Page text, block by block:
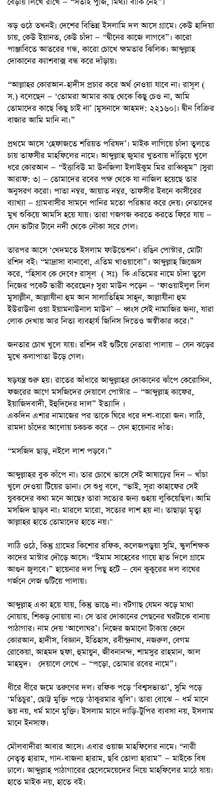
ঝড় ওঠে তখনই। দেশের বিভিন্ন ইসলামি দল আসে গ্রামে। কেউ হাদিয়া
চায়, কেউ ইয়ানত, কেউ চাঁদা — “দ্বীনের কাজে লাগবে”। কারো
পাঞ্জাবিতে আতরের গন্ধ, কারো চোখে ক্ষমতার ঝিলিক। আব্দুল্লাহ
দোকানের ক্যাশবাক্স বন্ধ করে দাঁড়ায়।
“আল্লাহর কোরআন-হাদীস প্রচার করে অর্থ নেওয়া যাবে না। রাসূল (
স.) বলেছেন — ‘তোমরা আমার কাছ থেকে কিছু চেও না, আমি
তোমাদের কাছে কিছু চাই না’ [মুসনাদে আহমদ: ২২১৬০]। দ্বীন বিক্রির
বাজার আমি মানি না।”
প্রথমে আসে ‘হেফাজতে শরিয়ত পরিষদ’। মাইক লাগিয়ে চাঁদা তুলতে
চায় তাফসীর মাহফিলের নামে। আব্দুল্লাহ জুমার খুতবায় দাঁড়িয়ে খুলে
ধরে কোরআন — “ইত্তাবিউ মা উনজিলা ইলাইকুম মির রাব্বিকুম” [সুরা
আরাফ: ৩] — তোমাদের রবের পক্ষ থেকে যা নাজিল হয়েছে তার
অনুসরণ করো। পাতা নম্বর, আয়াত নম্বর, তাফসীর ইবনে কাসীরের
ব্যাখ্যা — গ্রামবাসীর সামনে পানির মতো পরিষ্কার করে দেয়। নেতাদের
মুখ শুকিয়ে আমসি হয়ে যায়। তারা গজগজ করতে করতে ফিরে যায় —
যেন ভাটার টানে নদী থেকে নৌকা সরে গেল।
তারপর আসে ‘খেদমতে ইসলাম ফাউন্ডেশন’। রঙিন পোস্টার, মোটা
রশিদ বই। “মাদ্রাসা বানাবো, এতিম খাওয়াবো”। আব্দুল্লাহ জিজ্ঞেস
করে, “হিসাব কে দেবে? রাসূল ( সঃ) কি এতিমের নামে চাঁদা তুলে
নিজের পকেট ভারী করেছেন? সুরা মাউন পড়েন — ‘ফাওয়াইলুল লিল
মুসাল্লীন, আল্লাযীনা হুম আন সালাতিহিম সাহূন, আল্লাযীনা হুম
ইউরাউনা ওয়া ইয়ামনাউনাল মাউন’ — ধ্বংস সেই নামাজির জন্য, যারা
লোক দেখায় আর নিত্য ব্যবহার্য জিনিস দিতেও অস্বীকার করে।”
জনতার চোখ খুলে যায়। রশিদ বই গুটিয়ে নেতারা পালায় — যেন ঝড়ের
মুখে কলাপাতা উড়ে গেল।
ষড়যন্ত্র শুরু হয়। রাতের আঁধারে আব্দুল্লাহর দোকানের ঝাঁপে কেরোসিন,
ফজরের আগে মসজিদের দেয়ালে পোস্টার — “আব্দুল্লাহ কাফের,
ইয়াজিদবাদী, ইহুদিদের দাল” ইত্যাদি ।
একদিন এশার নামাজের পর তাকে ঘিরে ধরে দশ-বারো জন। লাঠি,
রামদা চাঁদের আলোয় চকচক করে — যেন হায়েনার দাঁত।
“মসজিদ ছাড়, নইলে লাশ পড়বে।”
আব্দুল্লাহর বুক কাঁপে না। তার চোখে ভাসে সেই আষাঢ়ের দিন — খাঁচা
খুলে দেওয়া টিয়ের ডানা। সে শুধু বলে, “ভাই, সূরা কাহাফের সেই
যুবকদের কথা মনে আছে? তারা সত্যের জন্য গুহায় লুকিয়েছিল। আমি
মসজিদ ছাড়ব না। মারলে মারো, সত্যের লাশ হয় না। তাছাড়া মৃত্যু
আল্লাহর হাতে তোমাদের হাতে নয়।"
লাঠি ওঠে, কিন্তু গ্রামের কিশোর রফিক, কলেজপড়ুয়া সুমি, স্কুলশিক্ষক
কাদের মাস্টার দৌড়ে আসে। “ইমাম সাহেবের গায়ে হাত দিলে গ্রামে
আগুন জ্বলবে।” হায়েনার দল পিছু হটে — যেন কুকুরের দল বাঘের
গর্জনে লেজ গুটিয়ে পালায়।
আব্দুল্লাহ একা হয়ে যায়, কিন্তু ভাঙে না। বটগাছ যেমন ঝড়ে মাথা
নোয়ায়, শিকড় নোয়ায় না। সে তার দোকানের পেছনের ঘরটাকে বানায়
পাঠাগার। নাম দেয় ‘আলোঘর’। নিজের জমানো টাকায় কেনে
কোরআন, হাদীস, বিজ্ঞান, ইতিহাস, রবীন্দ্রনাথ, নজরুল, বেগম
রোকেয়া, আহমদ ছফা, হুমায়ুন, জীবনানন্দ, শামসুর রাহমান, আল
মাহমুদ। দেয়ালে লেখে — “পড়ো, তোমার রবের নামে”।
ধীরে ধীরে জমে তরুণের দল। রফিক পড়ে ‘বিশ্বসভ্যতা’, সুমি পড়ে
‘মতিচুর’, ছোট্ট মুক্তি পড়ে ‘ঠাকুরমার ঝুলি’। তারা বোঝে — ধর্ম মানে
ভয় নয়, ধর্ম মানে মুক্তি। ইসলাম মানে দাড়ি-টুপির ব্যবসা নয়, ইসলাম
মানে ইনসাফ।
মৌলবাদীরা আবার আসে। এবার ওয়াজ মাহফিলের নামে। “নারী
নেতৃত্ব হারাম, গান-বাজনা হারাম, ছবি তোলা হারাম” — মাইকে বিষ
ঢালে। আব্দুল্লাহ পাঠাগারের ছেলেমেয়েদের নিয়ে মাহফিলের মাঠে যায়।
হাতে মাইক নয়, হাতে বই।